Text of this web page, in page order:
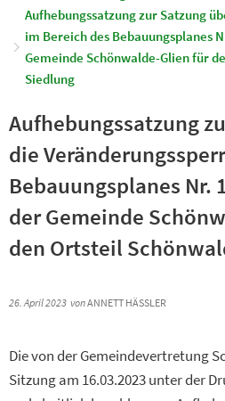
Aufhebungssatzung zur Satzung
im Bereich des Bebauungsplanes
Gemeinde Schönwalde-Glien für
Siedlung
Aufhebungssatzung
die
Bebauungsplanes Nr.
der Gemeinde
den Ortsteil
26. April 2023 vonANNETT HÄSSLER
Die von der Gemeindevertretung
Sitzung am 16.03.2023 unter der